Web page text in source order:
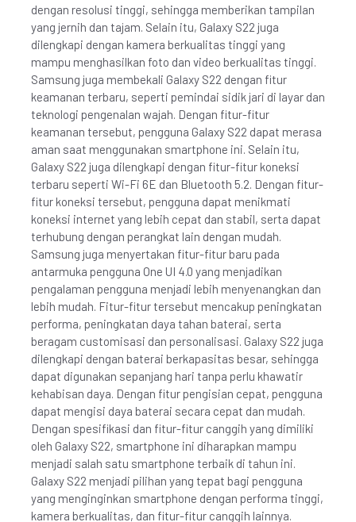
dengan resolusi tinggi, sehingga memberikan tampilan
yang jernih dan tajam. Selain itu, Galaxy S22 juga
dilengkapi dengan kamera berkualitas tinggi yang
mampu menghasilkan foto dan video berkualitas tinggi.
Samsung juga membekali Galaxy S22 dengan fitur
keamanan terbaru, seperti pemindai sidik jari di layar dan
teknologi pengenalan wajah. Dengan fitur-fitur
keamanan tersebut, pengguna Galaxy S22 dapat merasa
aman saat menggunakan smartphone ini. Selain itu,
Galaxy S22 juga dilengkapi dengan fitur-fitur koneksi
terbaru seperti Wi-Fi 6E dan Bluetooth 5.2. Dengan fitur-
fitur koneksi tersebut, pengguna dapat menikmati
koneksi internet yang lebih cepat dan stabil, serta dapat
terhubung dengan perangkat lain dengan mudah.
Samsung juga menyertakan fitur-fitur baru pada
antarmuka pengguna One UI 4.0 yang menjadikan
pengalaman pengguna menjadi lebih menyenangkan dan
lebih mudah. Fitur-fitur tersebut mencakup peningkatan
performa, peningkatan daya tahan baterai, serta
beragam customisasi dan personalisasi. Galaxy S22 juga
dilengkapi dengan baterai berkapasitas besar, sehingga
dapat digunakan sepanjang hari tanpa perlu khawatir
kehabisan daya. Dengan fitur pengisian cepat, pengguna
dapat mengisi daya baterai secara cepat dan mudah.
Dengan spesifikasi dan fitur-fitur canggih yang dimiliki
oleh Galaxy S22, smartphone ini diharapkan mampu
menjadi salah satu smartphone terbaik di tahun ini.
Galaxy S22 menjadi pilihan yang tepat bagi pengguna
yang menginginkan smartphone dengan performa tinggi,
kamera berkualitas, dan fitur-fitur canggih lainnya.